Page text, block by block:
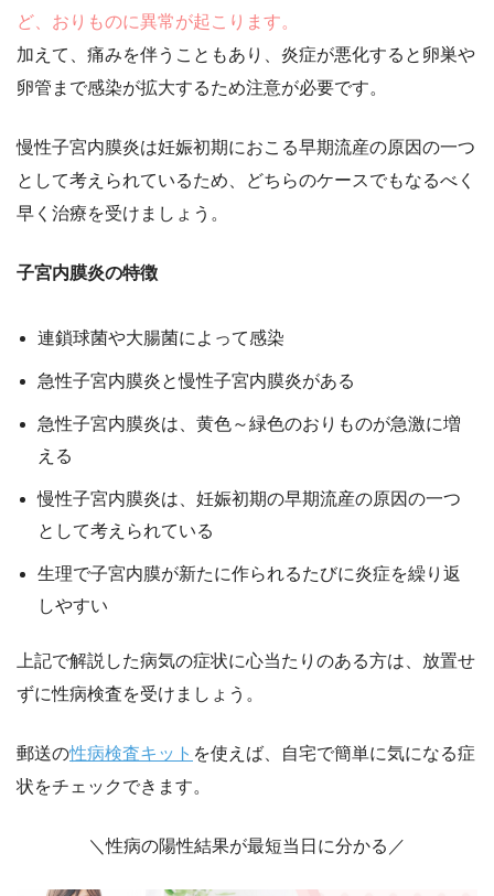
ど、おりものに異常が起こります。
加えて、痛みを伴うこともあり、炎症が悪化すると卵巣や
卵管まで感染が拡大するため注意が必要です。
慢性子宮内膜炎は妊娠初期におこる早期流産の原因の一つ
として考えられているため、どちらのケースでもなるべく
早く治療を受けましょう。
子宮内膜炎の特徴
連鎖球菌や大腸菌によって感染
急性子宮内膜炎と慢性子宮内膜炎がある
急性子宮内膜炎は、黄色～緑色のおりものが急激に増
える
慢性子宮内膜炎は、妊娠初期の早期流産の原因の一つ
として考えられている
生理で子宮内膜が新たに作られるたびに炎症を繰り返
しやすい
上記で解説した病気の症状に心当たりのある方は、放置せ
ずに性病検査を受けましょう。
郵送の性病検査キット を使えば、自宅で簡単に気になる症
状をチェックできます。
＼性病の陽性結果が最短当日に分かる／